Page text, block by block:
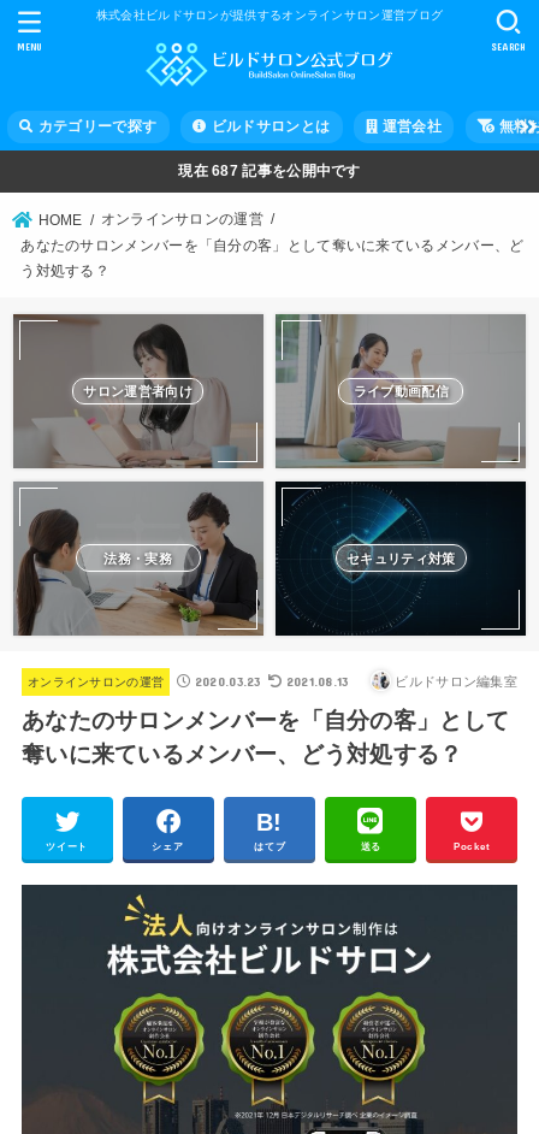
株式会社ビルドサロンが提供するオンラインサロン運営ブログ
カテゴリーで探す ビルドサロンとは 運営会社 無料
SEARCH
MENU
現在687 記事を公開中です
HOME
オンラインサロンの運営
あなたのサロンメンバーを「自分の客」として奪いに来ているメンバー、ど
う対処する？
サロン運営者向け ライブ動画配信
法務・実務 セキュリティ対策
オンラインサロンの運営 2020.03.23 2021.08.13 ビルドサロン編集室
あなたのサロンメンバーを「自分の客」として
奪いに来ているメンバー、どう対処する？
ツイート シェア はてブ 送る Pocket